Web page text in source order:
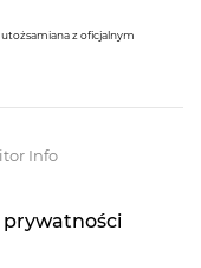
z oficjalnym
Info